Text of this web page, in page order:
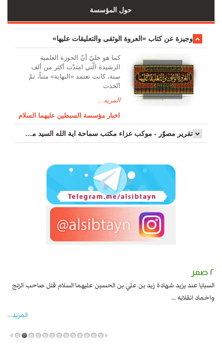
حول المؤسسة
وجیزة عن کتاب «العروة الوثقی والتعلیقات علیها»
کما هو جليّ أنّ الحوزة العلمیة
الرشیدة الّتي امتدّت أكثر من ألف
سنة، كانت تعتمد «النهاية» متناً، ثمّ
اتّخذت
المزيد...
اخبار مؤسسة السبطين عليهما السلام
تقرير مصوّر - موكب عزاء مکتب سماحة اية الله السيد مرتضى الموسوي الاصفهاني في يوم إستشهاد السيدة فاطم...
٢ صفر
السبايا عند يزيد شهادة زيد بن علي بن الحسين عليهما السلام قتل صاحب الزنج
واخماد انقلابه ...
المزید...